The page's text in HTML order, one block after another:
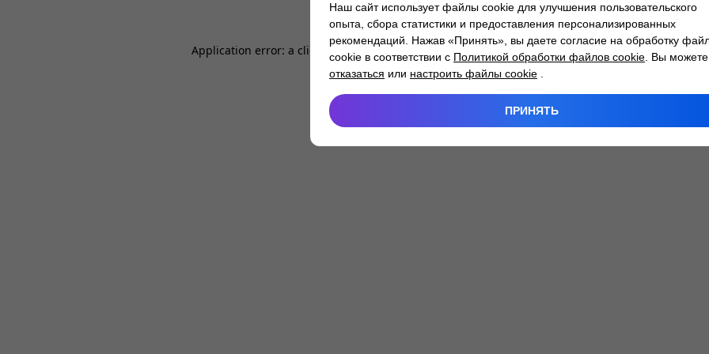
Application error: a client -side exception has occurred while loading atlantm.by (see the
Наш сайт использует файлы cookie для улучшения пользовательского
опыта, сбора статистики и предоставления персонализированных
рекомендаций. Нажав «Принять», вы даете согласие на обработку
cookie в соответствии с Политикой обработки файлов cookie . Вы можете
отказаться или настроить файлы cookie
ПРИНЯТЬ